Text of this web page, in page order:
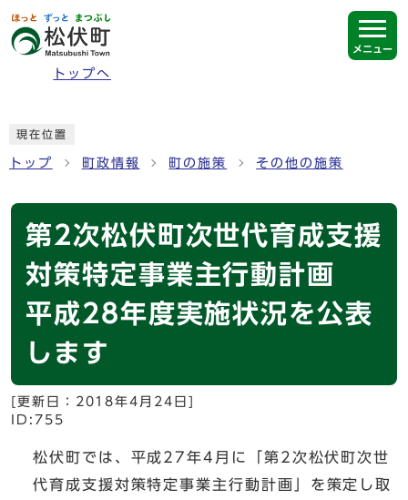
ページの先頭です
トップへ
メニュー
現在位置
トップ 町政情報 町の施策 その他の施策
第2次松伏町次世代育成支援
対策特定事業主行動計画
平成28年度実施状況を公表
します
[更新日： 2018年4月24日
ID:755
松伏町では、平成27年4月に「第2次松伏町次世
代育成支援対策特定事業主行動計画」を策定し取